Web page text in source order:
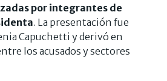
por integrantes de
. La presentación fue
Capuchetti y derivó en
los acusados y sectores